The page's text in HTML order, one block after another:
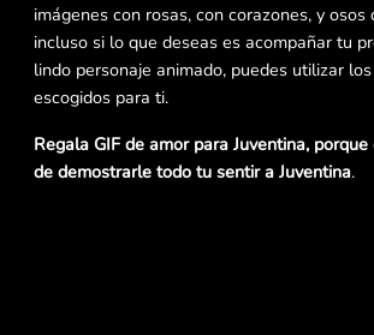
imágenes con rosas, con corazones, y osos
incluso si lo que deseas es acompañar tu
lindo personaje animado, puedes utilizar
escogidos para ti.
Regala GIF de amor para Juventina,
de demostrarle todo tu sentir a Juventina.